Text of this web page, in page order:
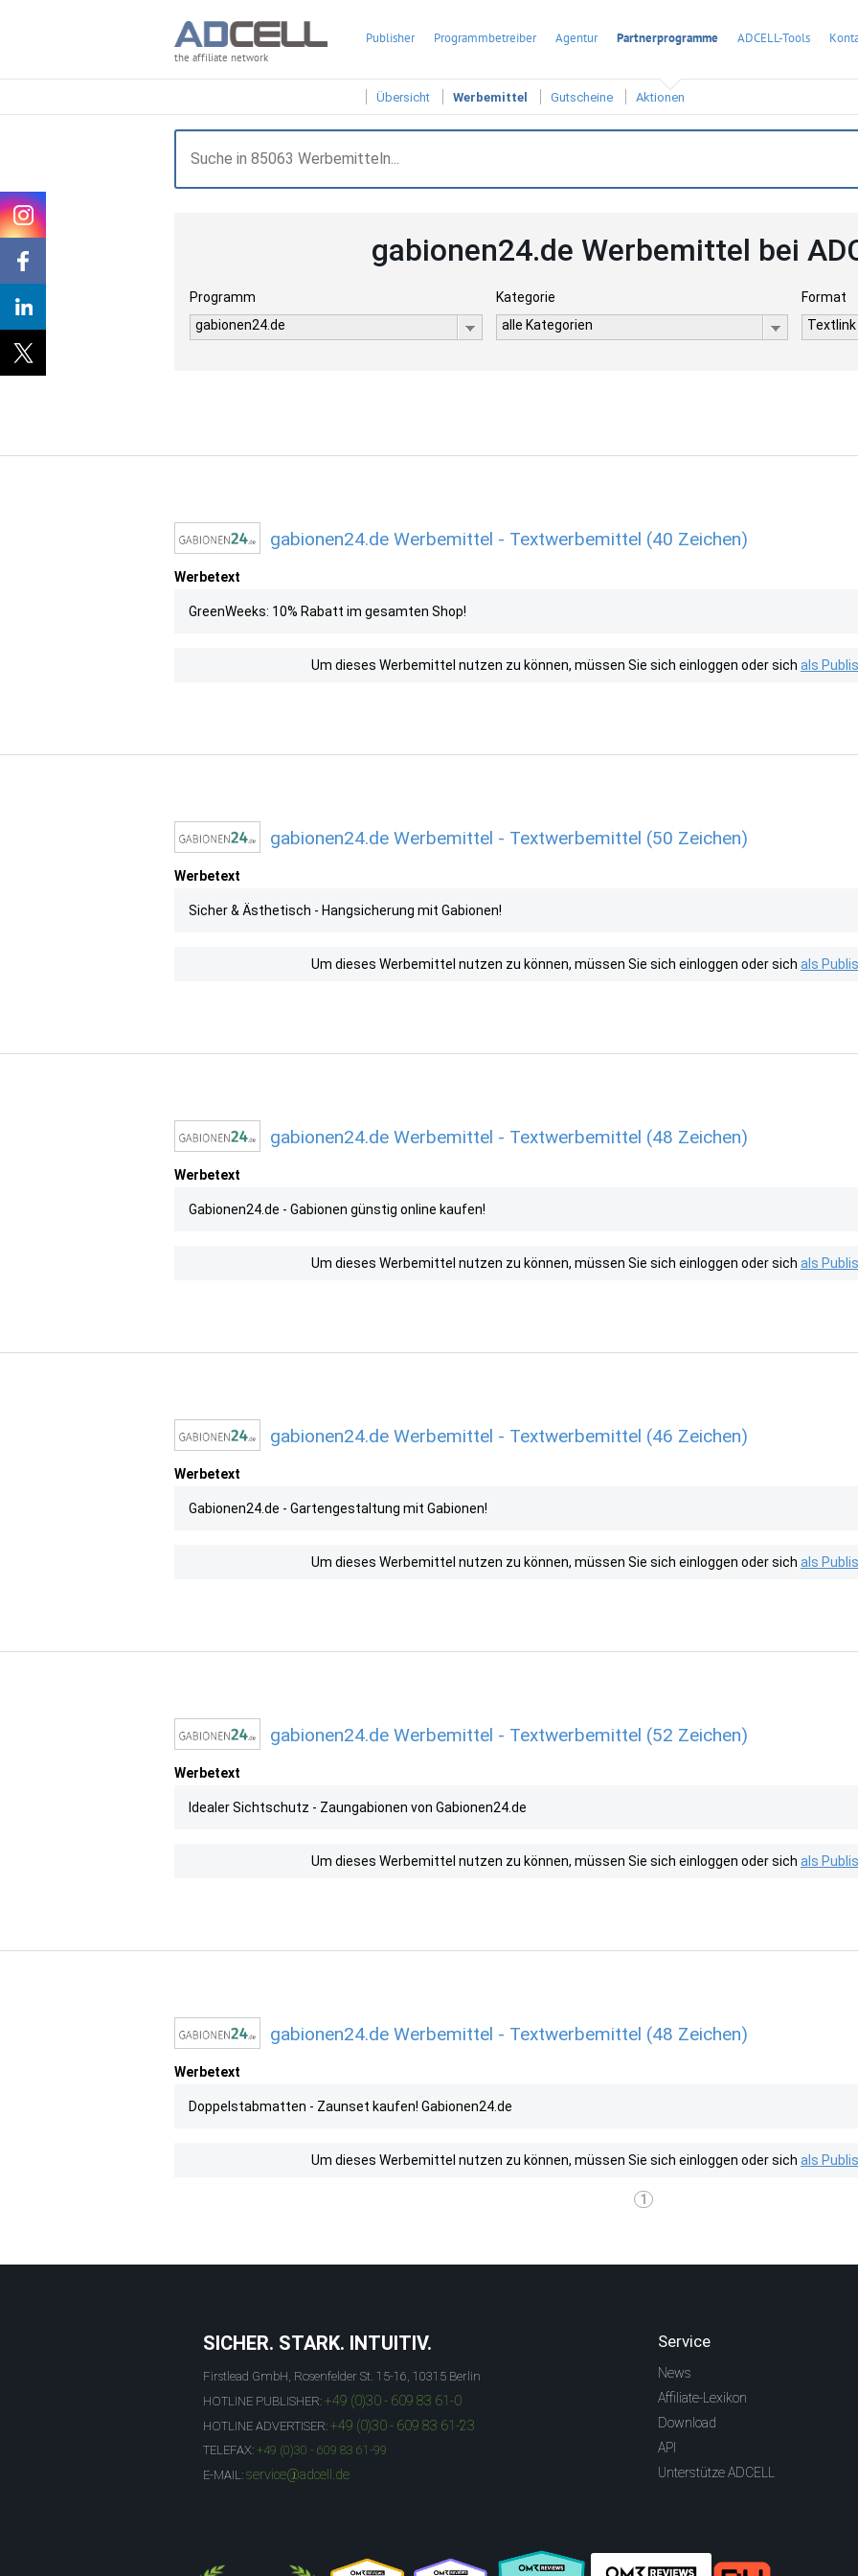
the affiliate network
Publisher Programmbetreiber Agentur Partnerprogramme ADCELL-Tools
Übersicht Werbemittel Gutscheine Aktionen
gabionen24.de Werbemittel bei
Programm
gabionen24.de
Kategorie
alle Kategorien
Format
Textlink
gabionen24.de Werbemittel - Textwerbemittel (40 Zeichen)
Werbetext
GreenWeeks: 10% Rabatt im gesamten Shop!
Um dieses Werbemittel nutzen zu können, müssen Sie sich einloggen oder sich als
gabionen24.de Werbemittel - Textwerbemittel (50 Zeichen)
Werbetext
Sicher & Ästhetisch - Hangsicherung mit Gabionen!
Um dieses Werbemittel nutzen zu können, müssen Sie sich einloggen oder sich als
gabionen24.de Werbemittel - Textwerbemittel (48 Zeichen)
Werbetext
Gabionen24.de - Gabionen günstig online kaufen!
Um dieses Werbemittel nutzen zu können, müssen Sie sich einloggen oder sich als
gabionen24.de Werbemittel - Textwerbemittel (46 Zeichen)
Werbetext
Gabionen24.de - Gartengestaltung mit Gabionen!
Um dieses Werbemittel nutzen zu können, müssen Sie sich einloggen oder sich als
gabionen24.de Werbemittel - Textwerbemittel (52 Zeichen)
Werbetext
Idealer Sichtschutz - Zaungabionen von Gabionen24.de
Um dieses Werbemittel nutzen zu können, müssen Sie sich einloggen oder sich als
gabionen24.de Werbemittel - Textwerbemittel (48 Zeichen)
Werbetext
Doppelstabmatten - Zaunset kaufen! Gabionen24.de
Um dieses Werbemittel nutzen zu können, müssen Sie sich einloggen oder sich als
1
SICHER. STARK. INTUITIV.
Firstlead GmbH, Rosenfelder St. 15-16, 10315 Berlin
HOTLINE PUBLISHER: +49 (0)30 - 609 83 61-0
HOTLINE ADVERTISER: +49 (0)30 - 609 83 61-23
TELEFAX: +49 (0)30 - 609 83 61-99
E-MAIL: service@adcell.de
Service
News
Affiliate-Lexikon
Download
API
Unterstütze ADCELL